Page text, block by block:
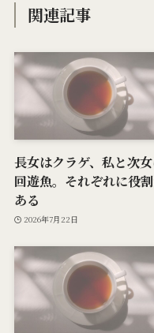
関連記事
長女はクラゲ、私と次
回遊魚。それぞれに役
ある
2026年7月22日